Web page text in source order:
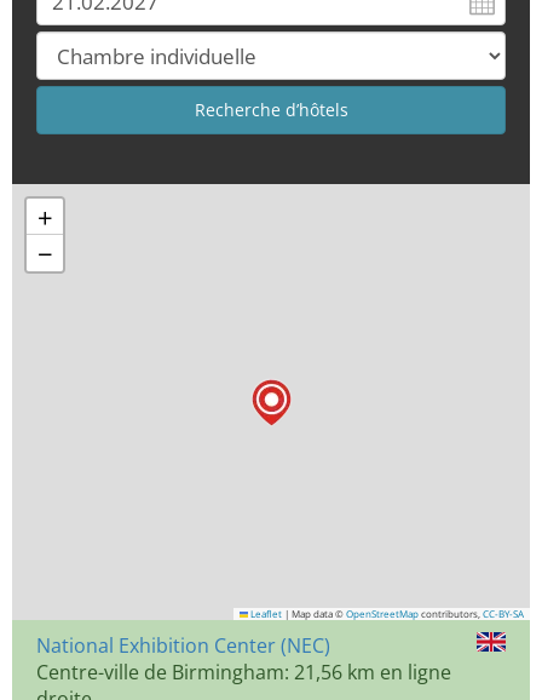
+
−
Leaflet | Map data © OpenStreetMap contributors, CC-BY-SA
National Exhibition Center (NEC)
Centre-ville de Birmingham: 21,56 km en ligne